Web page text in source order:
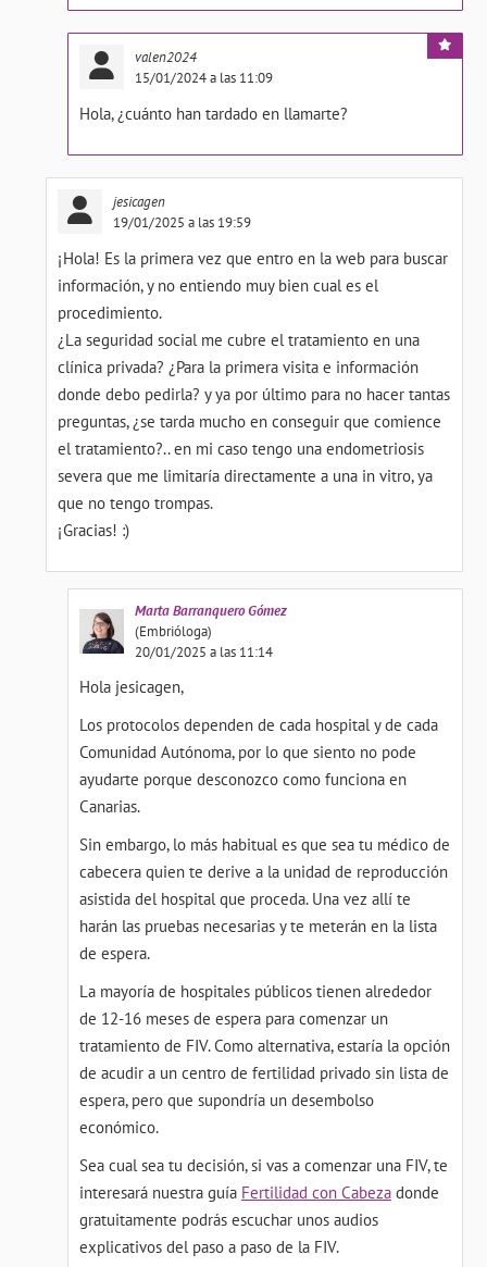
valen2024
15/01/2024 a las 11:09
Hola, ¿cuánto han tardado en llamarte?
jesicagen
19/01/2025 a las 19:59
¡Hola! Es la primera vez que entro en la web para buscar
información, y no entiendo muy bien cual es el
procedimiento.
¿La seguridad social me cubre el tratamiento en una
clínica privada? ¿Para la primera visita e información
donde debo pedirla? y ya por último para no hacer tantas
preguntas, ¿se tarda mucho en conseguir que comience
el tratamiento?.. en mi caso tengo una endometriosis
severa que me limitaría directamente a una in vitro, ya
que no tengo trompas.
¡Gracias! :)
MartaBarranquero Gómez
(Embrióloga)
20/01/2025 a las 11:14
Hola jesicagen,
Los protocolos dependen de cada hospital y de cada
Comunidad Autónoma, por lo que siento no pode
ayudarte porque desconozco como funciona en
Canarias.
Sin embargo, lo más habitual es que sea tu médico de
cabecera quien te derive a la unidad de reproducción
asistida del hospital que proceda. Una vez allí te
harán las pruebas necesarias y te meterán en la lista
de espera.
La mayoría de hospitales públicos tienen alrededor
de 12-16 meses de espera para comenzar un
tratamiento de FIV. Como alternativa, estaría la opción
de acudir a un centro de fertilidad privado sin lista de
espera, pero que supondría un desembolso
económico.
Sea cual sea tu decisión, si vas a comenzar una FIV, te
interesará nuestra guía Fertilidad con Cabezadonde
gratuitamente podrás escuchar unos audios
explicativos del paso a paso de la FIV.